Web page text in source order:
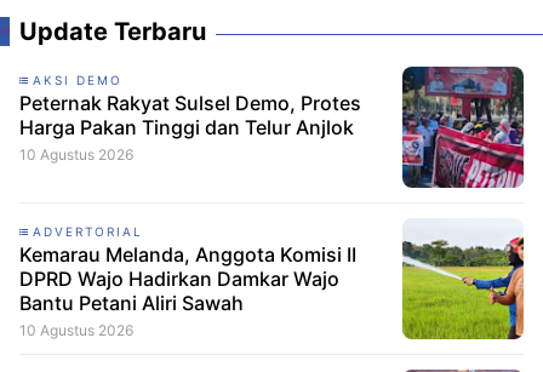
Update Terbaru
AKSI DEMO
Peternak Rakyat Sulsel Demo, Protes
Harga Pakan Tinggi dan Telur Anjlok
10 Agustus 2026
ADVERTORIAL
Kemarau Melanda, Anggota Komisi II
DPRD Wajo Hadirkan Damkar Wajo
Bantu Petani Aliri Sawah
10 Agustus 2026